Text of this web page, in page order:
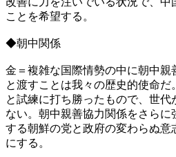
ことを希望する。
◆朝中関係
金＝複雑な国際情勢の中に朝中親
と渡すことは我々の歴史的使命
と試練に打ち勝ったもので、世
ない。朝中親善協力関係をさら
する朝鮮の党と政府の変わらぬ
にする。